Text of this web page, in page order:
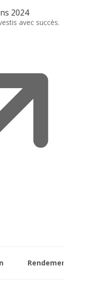
2024
avec succès.
Rendement